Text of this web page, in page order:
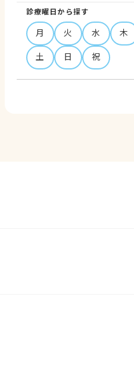
診療曜日から探す
月 火 水 木
土
日 祝